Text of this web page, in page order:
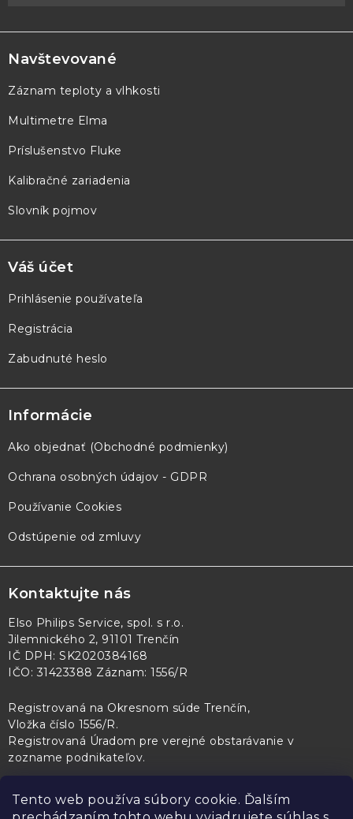
Tento web používa súbory cookie. Ďalším
á
p
ä
e
Navštevované
Záznam teploty a vlhkosti
Multimetre Elma
Príslušenstvo Fluke
Kalibračné zariadenia
Slovník pojmov
Váš účet
Prihlásenie používateľa
Registrácia
Zabudnuté heslo
Informácie
Ako objednať (Obchodné podmienky)
Ochrana osobných údajov - GDPR
Používanie Cookies
Odstúpenie od zmluvy
Kontaktujte nás
Elso Philips Service, spol. s r.o.
Jilemnického 2, 91101 Trenčín
IČ DPH: SK2020384168
IČO: 31423388 Záznam: 1556/R
Registrovaná na Okresnom súde Trenčín,
Vložka číslo 1556/R.
Registrovaná Úradom pre verejné obstarávanie v
zozname podnikateľov.